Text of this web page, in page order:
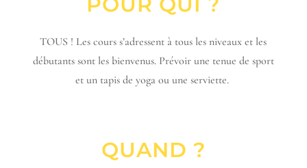
TOUS ! Les cours s’adressent à tous les niveaux et les
débutants sont les bienvenus. Prévoir une tenue de sport
et un tapis de yoga ou une serviette.
QUAND ?